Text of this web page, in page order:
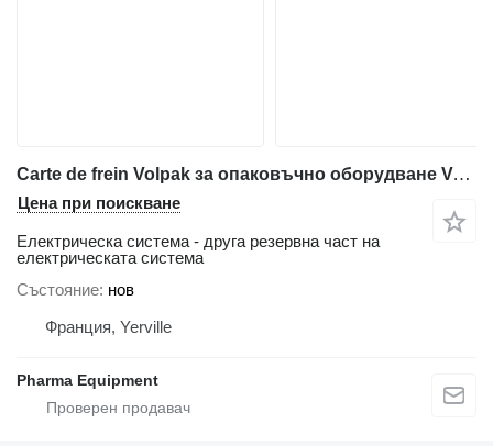
Carte de frein Volpak за опаковъчно оборудване Volpak S240 D
Цена при поискване
Електрическа система - друга резервна част на
електрическата система
Състояние нов
Франция, Yerville
Pharma Equipment